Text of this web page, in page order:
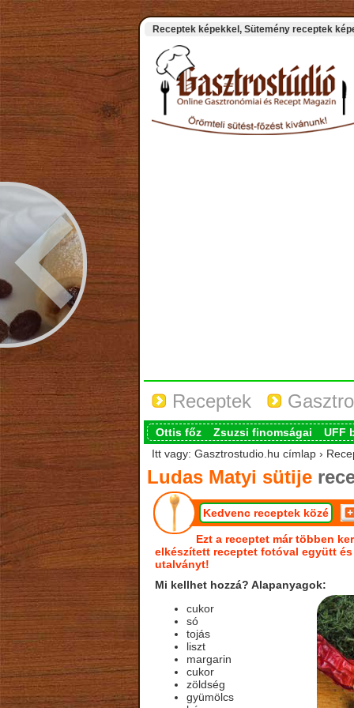
Receptek képekkel, Sütemény receptek
Receptek
Ottis főz Zsuzsi finomságai
UFF
Itt vagy: Gasztrostudio.hu címlap ›
Ludas Matyi sütije
Kedvenc receptek közé
Ezt a receptet már többen
elkészített receptet fotóval együtt
utalványt!
Mi kellhet hozzá? Alapanyagok:
cukor
só
tojás
liszt
margarin
cukor
zöldség
gyümölcs